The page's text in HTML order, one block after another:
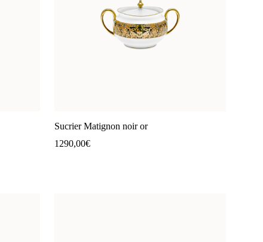
Sucrier Matignon noir or
1290,00€